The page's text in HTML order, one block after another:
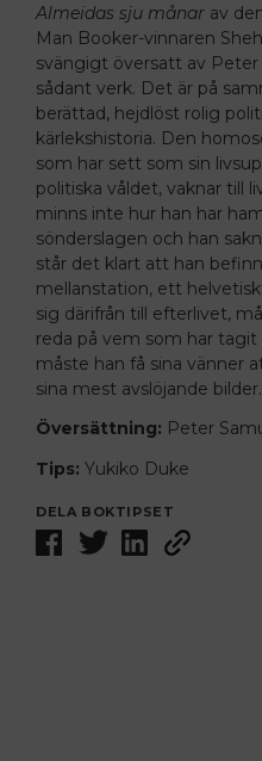
Almeidas sju månar av
Man Booker-vinnaren
svängigt översatt av
sådant verk. Det är på
berättad, hejdlöst rolig
kärlekshistoria. Den
som har sett som sin
politiska våldet, vaknar till
minns inte hur han har
sönderslagen och han
står det klart att han
mellanstation, ett
sig därifrån till efterlivet,
reda på vem som har
måste han få sina vänner
sina mest avslöjande
Översättning: Peter
Tips: Yukiko Duke
DELA BOKTIPSET